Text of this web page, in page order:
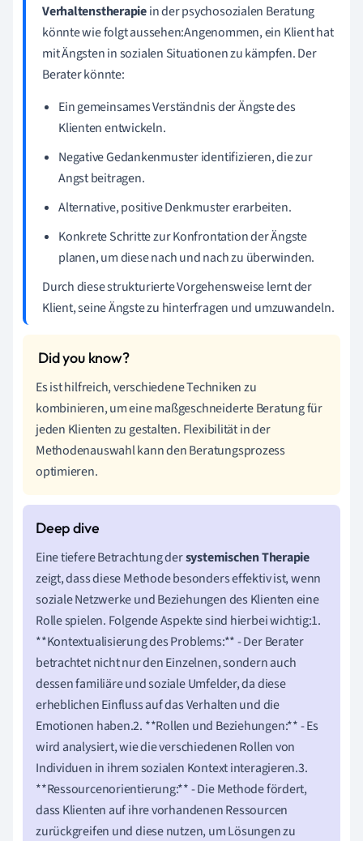
Verhaltenstherapiein der psychosozialen Beratung
könnte wie folgt aussehen:Angenommen, ein Klient hat
mit Ängsten in sozialen Situationen zu kämpfen. Der
Berater könnte:
Ein gemeinsames Verständnis der Ängste des
Klienten entwickeln.
Negative Gedankenmuster identifizieren, die zur
Angst beitragen.
Alternative, positive Denkmuster erarbeiten.
Konkrete Schritte zur Konfrontation der Ängste
planen, um diese nach und nach zu überwinden.
Durch diese strukturierte Vorgehensweise lernt der
Klient, seine Ängste zu hinterfragen und umzuwandeln.
Es ist hilfreich, verschiedene Techniken zu
kombinieren, um eine maßgeschneiderte Beratung für
jeden Klienten zu gestalten. Flexibilität in der
Methodenauswahl kann den Beratungsprozess
optimieren.
Eine tiefere Betrachtung dersystemischen Therapie
zeigt, dass diese Methode besonders effektiv ist, wenn
soziale Netzwerke und Beziehungen des Klienten eine
Rolle spielen. Folgende Aspekte sind hierbei wichtig:1.
**Kontextualisierung des Problems:** - Der Berater
betrachtet nicht nur den Einzelnen, sondern auch
dessen familiäre und soziale Umfelder, da diese
erheblichen Einfluss auf das Verhalten und die
Emotionen haben.2. **Rollen und Beziehungen:** - Es
wird analysiert, wie die verschiedenen Rollen von
Individuen in ihrem sozialen Kontext interagieren.3.
**Ressourcenorientierung:** - Die Methode fördert,
dass Klienten auf ihre vorhandenen Ressourcen
zurückgreifen und diese nutzen, um Lösungen zu